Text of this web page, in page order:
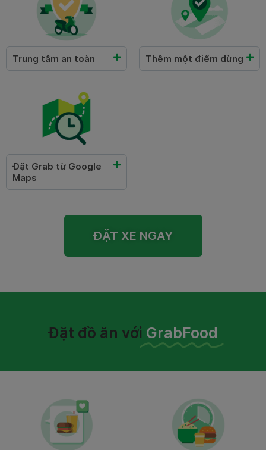
Trung tâm an toàn Thêm một điểm dừng
Đặt Grab từ Google
Maps
ĐẶT XE NGAY
Đặt đồ ăn với GrabFood